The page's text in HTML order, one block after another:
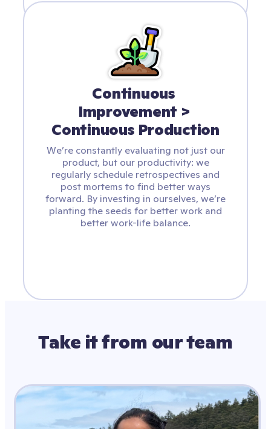
Continuous
Improvement >
Continuous Production
We’re constantly evaluating not just our
product, but our productivity: we
regularly schedule retrospectives and
post mortems to find better ways
forward. By investing in ourselves, we’re
planting the seeds for better work and
better work-life balance.
Take it from our team